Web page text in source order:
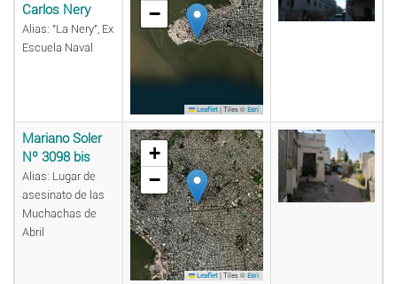
Carlos Nery
Alias: "La Nery", Ex
Escuela Naval
−
Leaflet |Tiles © Esri
Mariano Soler
Nº 3098 bis
Alias: Lugar de
asesinato de las
Muchachas de
Abril
+
−
Leaflet |Tiles © Esri